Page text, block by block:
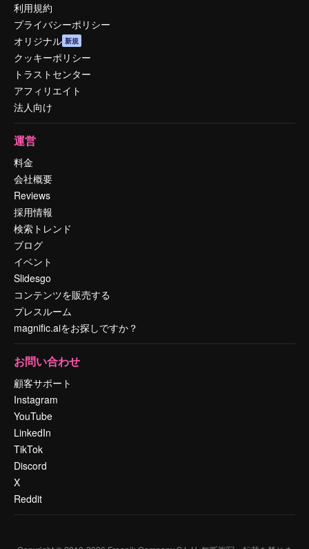
利用規約
プライバシーポリシー
オリジナル 新規
クッキーポリシー
トラストセンター
アフィリエイト
法人向け
運営
料金
会社概要
Reviews
採用情報
検索トレンド
ブログ
イベント
Slidesgo
コンテンツを販売する
プレスルーム
magnific.aiをお探しですか？
お問い合わせ
顧客サポート
Instagram
YouTube
LinkedIn
TikTok
Discord
X
Reddit